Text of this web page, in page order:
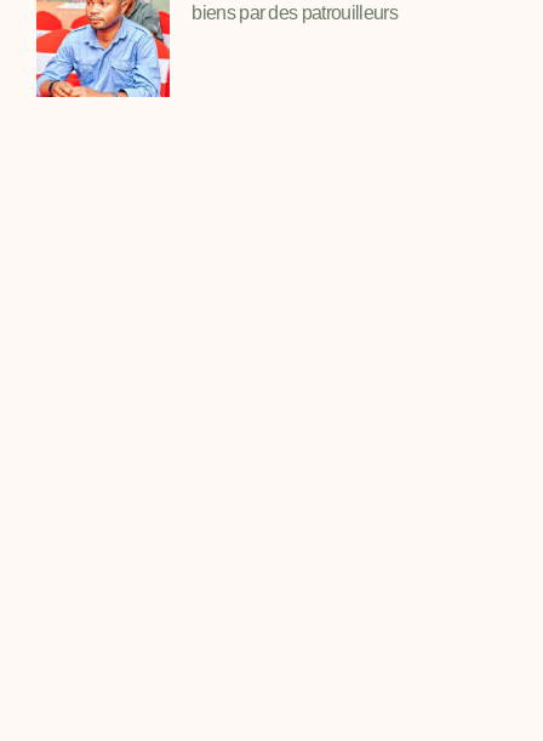
biens par des patrouilleurs